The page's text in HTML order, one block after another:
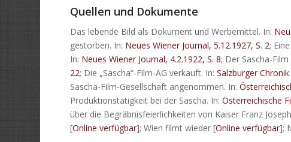
Quellen und Dokumente
Das lebende Bild als Dokument und Werbemittel. In:
gestorben. In: Neues Wiener Journal, 5.12.1927, S. 2;
In: Neues Wiener Journal, 4.2.1922, S. 8; Der Sascha-Film
22; Die „Sascha“-Film-AG verkauft. In:Salzburger
Sascha-Film-Gesellschaft angenommen. In:
Produktionstätigkeit bei der Sascha. In:Österreichische
über die Begräbnisfeierlichkeiten von Kaiser Franz
[Online verfügbar]; Wien filmt wieder [Online verfügbar];